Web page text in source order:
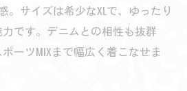
。サイズは希少なXLで、ゆったり
です。デニムとの相性も抜群
ーツMIXまで幅広く着こなせま